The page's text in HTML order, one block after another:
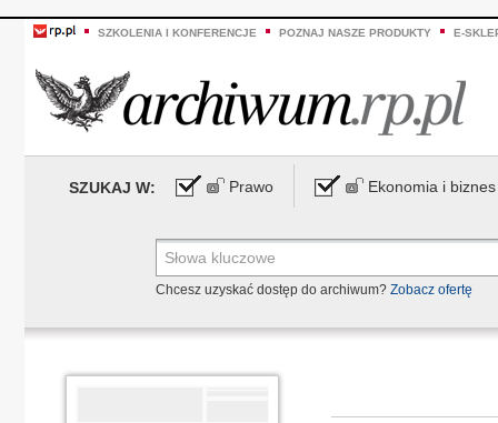
SZKOLENIA I KONFERENCJE POZNAJ NASZE PRODUKTY E-
SZUKAJ W: Prawo Ekonomia i biznes
Chcesz uzyskać dostęp do archiwum? Zobacz ofertę